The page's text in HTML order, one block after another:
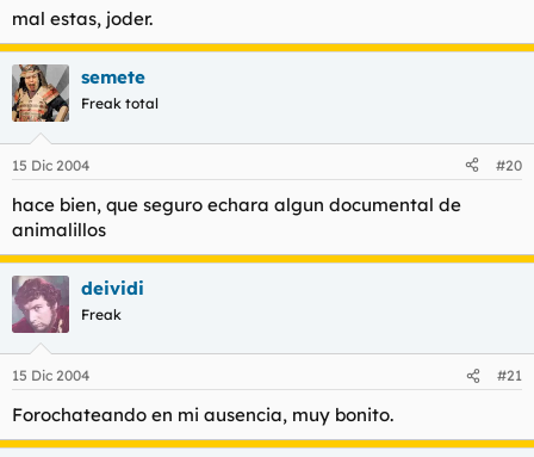
mal estas, joder.
semete
Freak total
15 Dic 2004 #20
hace bien, que seguro echara algun documental de
animalillos
deividi
Freak
15 Dic 2004 #21
Forochateando en mi ausencia, muy bonito.